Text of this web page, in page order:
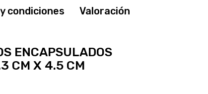
condiciones Valoración
ENCAPSULADOS
CM X 4.5 CM